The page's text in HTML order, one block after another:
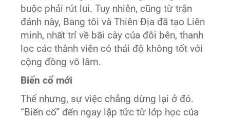
buộc phải rút lui. Tuy nhiên, cũng từ trận
đánh này, Bang tôi và Thiên Địa đã tạo Liên
minh, nhất trí về bãi cày của đôi bên, thanh
lọc các thành viên có thái độ không tốt với
cộng đồng võ lâm.
Biến cố mới
Thế nhưng, sự việc chẳng dừng lại ở đó.
“Biến cố” đến ngay lập tức từ lớp học của